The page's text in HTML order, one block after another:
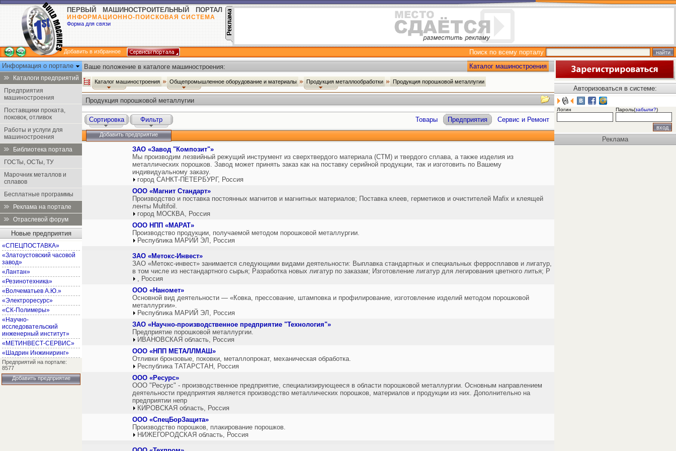
ПЕРВЫЙ МАШИНОСТРОИТЕЛЬНЫЙ ПОРТАЛ
ИНФОРМАЦИОННО-ПОИСКОВАЯ СИСТЕМА
Форма для связи
Добавить в избранное
Поиск по всему порталу
Информация о портале
Каталоги предприятий
Предприятия
машиностроения
Поставщики проката,
поковок, отливок
Работы и услуги для
машиностроения
Библиотека портала
ГОСТы, ОСТы, ТУ
Марочник металлов и
сплавов
Бесплатные программы
Реклама на портале
Отраслевой форум
Новые предприятия
«СПЕЦПОСТАВКА»
«Златоустовский часовой
завод»
«Лантан»
«Резинотехника»
«Волчематьев А.Ю.»
«Электроресурс»
«СК-Полимеры»
«Научно-
исследовательский
инженерный институт»
«МЕТИНВЕСТ-СЕРВИС»
«Шадрин Инжиниринг»
Предприятий на портале:
8577
Добавить предприятие
Ваше положение в каталоге машиностроения: Каталог машиностроения
Каталог машиностроения Общепромышленное оборудование и материалы Продукция металлообработки Продукция порошковой металлугии
Продукция порошковой металлугии
Сортировка Фильтр Товары Предприятия Сервис и Ремонт
Добавить предприятие
ЗАО «Завод "Композит"»
Мы производим лезвийный режущий инструмент из сверхтвердого материала (СТМ) и твердого сплава, а также изделия из
металлических порошков. Завод может принять заказ как на поставку серийной продукции, так и изготовить по Вашему
индивидуальному заказу.
город САНКТ-ПЕТЕРБУРГ, Россия
ООО «Магнит Стандарт»
Производство и поставка постоянных магнитов и магнитных материалов; Поставка клеев, герметиков и очистителей Mafix и клеящей
ленты Multifoil.
город МОСКВА, Россия
ООО НПП «МАРАТ»
Производство продукции, получаемой методом порошковой металлургии.
Республика МАРИЙ ЭЛ, Россия
ЗАО «Метокс-Инвест»
ЗАО «Метокс-инвест» занимается следующими видами деятельности: Выплавка стандартных и специальных ферросплавов и лигатур,
в том числе из нестандартного сырья; Разработка новых лигатур по заказам; Изготовление лигатур для легирования цветного литья; Р
, Россия
ООО «Наномет»
Основной вид деятельности — «Ковка, прессование, штамповка и профилирование, изготовление изделий методом порошковой
металлургии».
Республика МАРИЙ ЭЛ, Россия
ЗАО «Научно-производственное предприятие "Технология"»
Предприятие порошковой металлургии.
ИВАНОВСКАЯ область, Россия
ООО «НПП МЕТАЛЛМАШ»
Отливки бронзовые, поковки, металлопрокат, механическая обработка.
Республика ТАТАРСТАН, Россия
ООО «Ресурс»
ООО "Ресурс" - производственное предприятие, специализирующееся в области порошковой металлургии. Основным направлением
деятельности предприятия является производство металлических порошков, материалов и продукции из них. Дополнительно на
предприятии непр
КИРОВСКАЯ область, Россия
ООО «СпецБорЗащита»
Производство порошков, плакирование порошков.
НИЖЕГОРОДСКАЯ область, Россия
Авторизоваться в системе:
Логин Пароль(забыли?)
Реклама